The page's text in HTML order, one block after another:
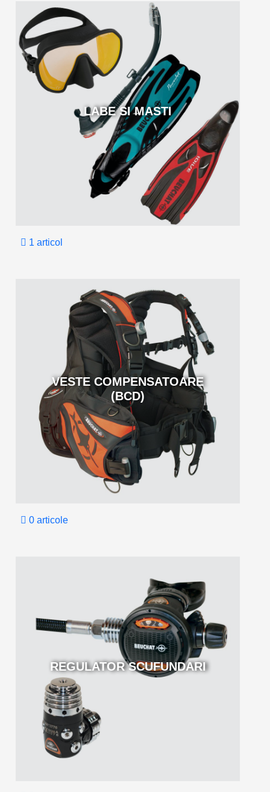
LABE SI MASTI
1 articol
VESTE COMPENSATOARE
(BCD)
0 articole
REGULATOR SCUFUNDARI